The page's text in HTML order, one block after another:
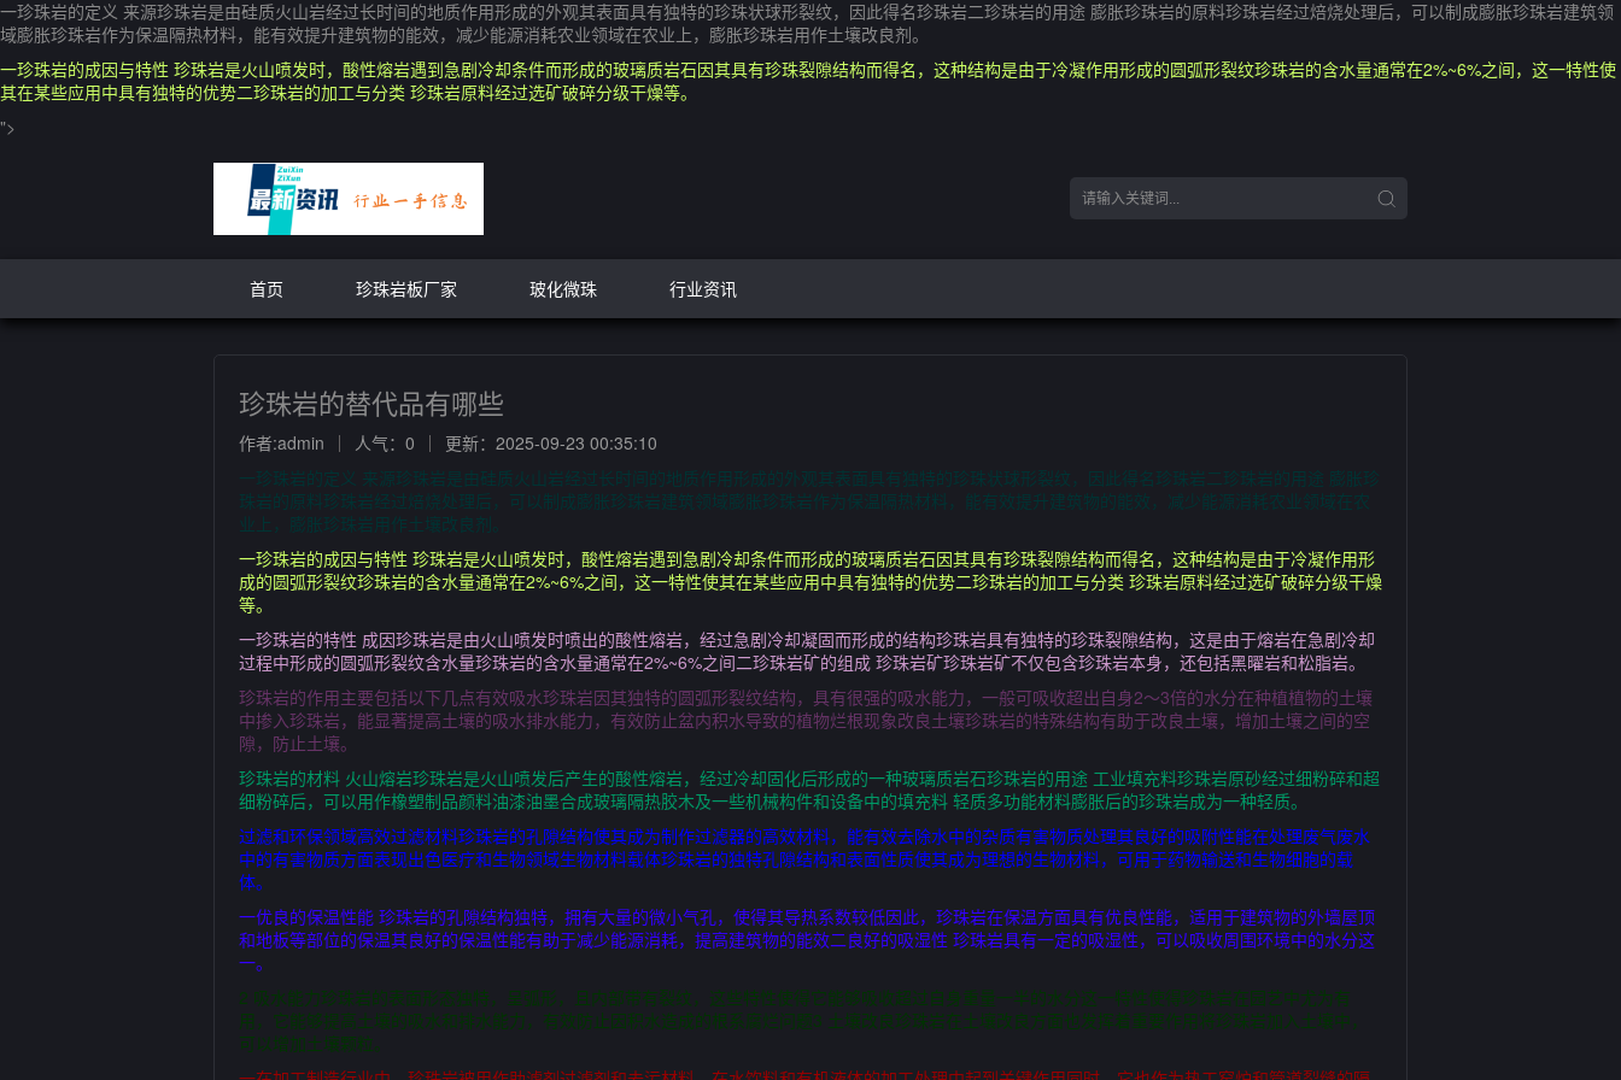
一珍珠岩的定义 来源珍珠岩是由硅质火山岩经过长时间的地质作用形成的外观其表面具有独特的珍珠状球形裂纹，因此得名珍珠岩二珍珠岩的用途 膨胀珍珠岩的原料珍珠岩经过焙烧处理后，可以制成膨胀珍珠岩建筑领
域膨胀珍珠岩作为保温隔热材料，能有效提升建筑物的能效，减少能源消耗农业领域在农业上，膨胀珍珠岩用作土壤改良剂。
一珍珠岩的成因与特性 珍珠岩是火山喷发时，酸性熔岩遇到急剧冷却条件而形成的玻璃质岩石因其具有珍珠裂隙结构而得名，这种结构是由于冷凝作用形成的圆弧形裂纹珍珠岩的含水量通常在2%~6%之间，这一特性使
其在某些应用中具有独特的优势二珍珠岩的加工与分类 珍珠岩原料经过选矿破碎分级干燥等。
">
首页 珍珠岩板厂家 玻化微珠 行业资讯
珍珠岩的替代品有哪些
作者:admin 人气：0
更新：2025-09-23 00:35:10
一珍珠岩的定义 来源珍珠岩是由硅质火山岩经过长时间的地质作用形成的外观其表面具有独特的珍珠状球形裂纹，因此得名珍珠岩二珍珠岩的用途 膨胀珍
珠岩的原料珍珠岩经过焙烧处理后，可以制成膨胀珍珠岩建筑领域膨胀珍珠岩作为保温隔热材料，能有效提升建筑物的能效，减少能源消耗农业领域在农
业上，膨胀珍珠岩用作土壤改良剂。
一珍珠岩的成因与特性 珍珠岩是火山喷发时，酸性熔岩遇到急剧冷却条件而形成的玻璃质岩石因其具有珍珠裂隙结构而得名，这种结构是由于冷凝作用形
成的圆弧形裂纹珍珠岩的含水量通常在2%~6%之间，这一特性使其在某些应用中具有独特的优势二珍珠岩的加工与分类 珍珠岩原料经过选矿破碎分级干燥
等。
一珍珠岩的特性 成因珍珠岩是由火山喷发时喷出的酸性熔岩，经过急剧冷却凝固而形成的结构珍珠岩具有独特的珍珠裂隙结构，这是由于熔岩在急剧冷却
过程中形成的圆弧形裂纹含水量珍珠岩的含水量通常在2%~6%之间二珍珠岩矿的组成 珍珠岩矿珍珠岩矿不仅包含珍珠岩本身，还包括黑曜岩和松脂岩。
珍珠岩的作用主要包括以下几点有效吸水珍珠岩因其独特的圆弧形裂纹结构，具有很强的吸水能力，一般可吸收超出自身2～3倍的水分在种植植物的土壤
中掺入珍珠岩，能显著提高土壤的吸水排水能力，有效防止盆内积水导致的植物烂根现象改良土壤珍珠岩的特殊结构有助于改良土壤，增加土壤之间的空
隙，防止土壤。
珍珠岩的材料 火山熔岩珍珠岩是火山喷发后产生的酸性熔岩，经过冷却固化后形成的一种玻璃质岩石珍珠岩的用途 工业填充料珍珠岩原砂经过细粉碎和超
细粉碎后，可以用作橡塑制品颜料油漆油墨合成玻璃隔热胶木及一些机械构件和设备中的填充料 轻质多功能材料膨胀后的珍珠岩成为一种轻质。
过滤和环保领域高效过滤材料珍珠岩的孔隙结构使其成为制作过滤器的高效材料，能有效去除水中的杂质有害物质处理其良好的吸附性能在处理废气废水
中的有害物质方面表现出色医疗和生物领域生物材料载体珍珠岩的独特孔隙结构和表面性质使其成为理想的生物材料，可用于药物输送和生物细胞的载
体。
一优良的保温性能 珍珠岩的孔隙结构独特，拥有大量的微小气孔，使得其导热系数较低因此，珍珠岩在保温方面具有优良性能，适用于建筑物的外墙屋顶
和地板等部位的保温其良好的保温性能有助于减少能源消耗，提高建筑物的能效二良好的吸湿性 珍珠岩具有一定的吸湿性，可以吸收周围环境中的水分这
一。
2 吸水能力珍珠岩的表面形态独特，呈弧形，且内部带有裂纹，这些特性使得它能够吸收超过自身重量一半的水分这一特性使得珍珠岩在园艺中尤为有
用，它能够提高土壤的吸水和排水能力，有效防止因积水造成的根系腐烂问题3 土壤改良珍珠岩在土壤改良方面也发挥着重要作用将珍珠岩加入土壤中，
可以增加土壤颗粒。